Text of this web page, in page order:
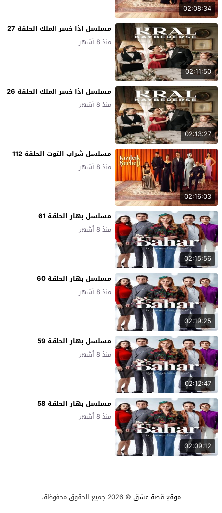
02:08:34
02:11:50
مسلسل اذا خسر الملك الحلقة 27
منذ 8 أشهر
02:13:27
مسلسل اذا خسر الملك الحلقة 26
منذ 8 أشهر
02:16:03
مسلسل شراب التوت الحلقة 112
منذ 8 أشهر
02:15:56
مسلسل بهار الحلقة 61
منذ 8 أشهر
02:19:25
مسلسل بهار الحلقة 60
منذ 8 أشهر
02:12:47
مسلسل بهار الحلقة 59
منذ 8 أشهر
02:09:12
مسلسل بهار الحلقة 58
منذ 8 أشهر
موقع قصة عشق © 2026 جميع الحقوق محفوظة.